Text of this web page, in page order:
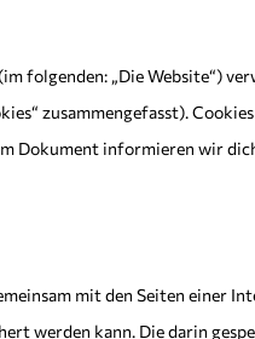
folgenden: „Die Website“)
zusammengefasst).
Dokument informieren wir
mit den Seiten einer
werden kann. Die darin